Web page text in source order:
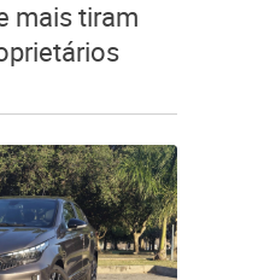
mais tiram